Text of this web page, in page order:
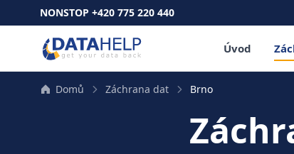
NONSTOP +420 775 220 440
Úvod
Domů Záchrana dat Brno